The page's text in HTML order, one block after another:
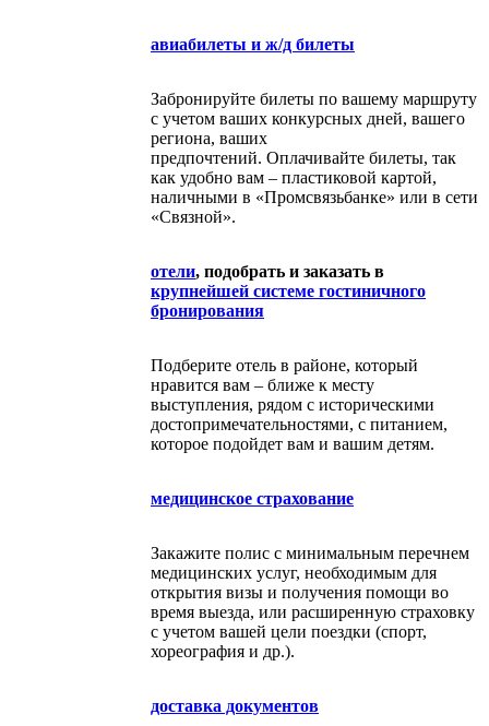
авиабилеты и ж/д билеты
Забронируйте билеты по вашему маршруту
с учетом ваших конкурсных дней, вашего
региона, ваших
предпочтений. Оплачивайте билеты, так
как удобно вам – пластиковой картой,
наличными в «Промсвязьбанке» или в сети
«Связной».
отели, подобрать и заказать в
крупнейшей системе гостиничного
бронирования
Подберите отель в районе, который
нравится вам – ближе к месту
выступления, рядом с историческими
достопримечательностями, с питанием,
которое подойдет вам и вашим детям.
медицинское страхование
Закажите полис с минимальным перечнем
медицинских услуг, необходимым для
открытия визы и получения помощи во
время выезда, или расширенную страховку
с учетом вашей цели поездки (спорт,
хореография и др.).
доставка документов